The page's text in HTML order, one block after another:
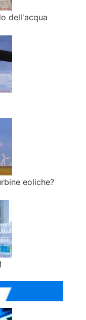
dell'acqua
eoliche?